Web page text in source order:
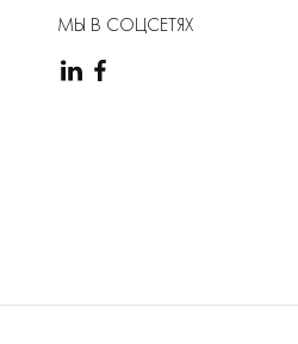
МЫ В СОЦСЕТЯХ